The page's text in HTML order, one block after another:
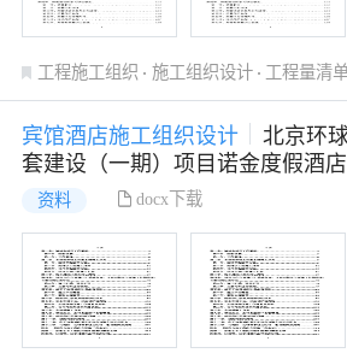
工程施工组织 施工组织设计 工程量清
宾馆酒店施工组织设计
北京环
套建设（一期）项目诺金度假酒
织设计
资料 docx下载